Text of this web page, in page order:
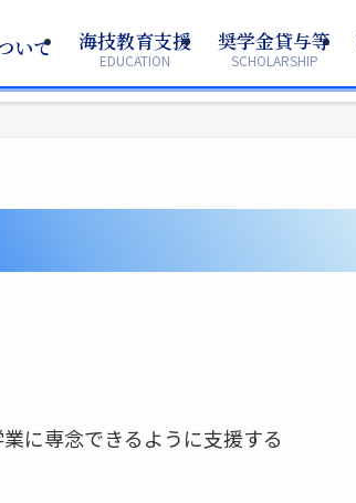
いて 海技教育支援
EDUCATION
奨学金貸与等
SCHOLARSHIP
いて 海技教育支援
EDUCATION
奨学金貸与等
SCHOLARSHIP
に専念できるように支援する